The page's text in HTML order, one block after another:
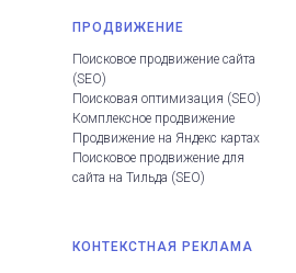
ПРОДВИЖЕНИЕ
Поисковое продвижение сайта
(SEO)
Поисковая оптимизация (SEO)
Комплексное продвижение
Продвижение на Яндекс картах
Поисковое продвижение для
сайта на Тильда (SEO)
КОНТЕКСТНАЯ РЕКЛАМА